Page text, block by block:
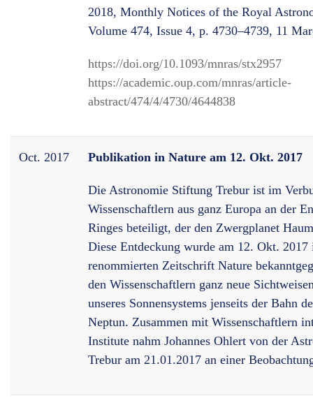
2018, Monthly Notices of the Royal
Volume 474, Issue 4, p. 4730–4739, 11
https://doi.org/10.1093/mnras/stx2957
https://academic.oup.com/mnras/article-
abstract/474/4/4730/4644838
Oct. 2017 Publikation in Nature am 12. Okt. 2017
Die Astronomie Stiftung Trebur ist im
Wissenschaftlern aus ganz Europa an der
Ringes beteiligt, der den Zwergplanet
Diese Entdeckung wurde am 12. Okt. 2017
renommierten Zeitschrift Nature
den Wissenschaftlern ganz neue
unseres Sonnensystems jenseits der Bahn
Neptun. Zusammen mit Wissenschaftlern
Institute nahm Johannes Ohlert von der
Trebur am 21.01.2017 an einer